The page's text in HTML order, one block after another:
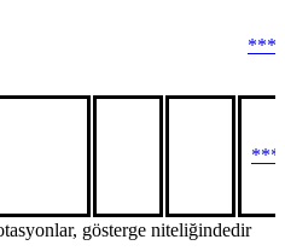
***
***
gösterge niteliğindedir